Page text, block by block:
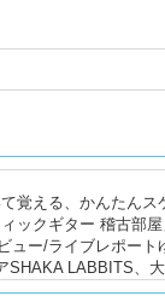
覚える、かんたん
ックギター 稽古部
ー/ライブレポート
LABBITS、